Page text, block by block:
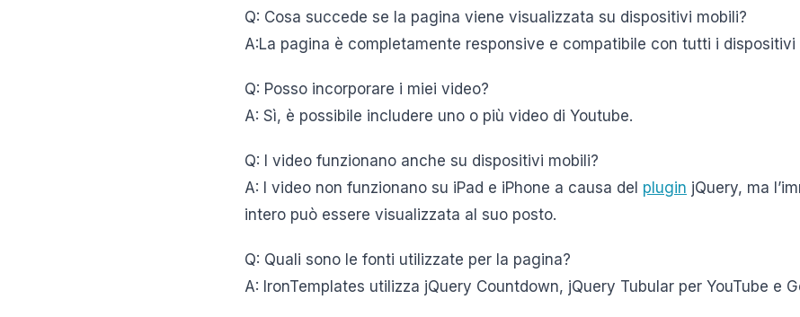
Q: Cosa succede se la pagina viene visualizzata su dispositivi mobili?
A:La pagina è completamente responsive e compatibile con tutti i dispositivi
Q: Posso incorporare i miei video?
A: Sì, è possibile includere uno o più video di Youtube.
Q: I video funzionano anche su dispositivi mobili?
A: I video non funzionano su iPad e iPhone a causa del plugin jQuery, ma
intero può essere visualizzata al suo posto.
Q: Quali sono le fonti utilizzate per la pagina?
A: IronTemplates utilizza jQuery Countdown, jQuery Tubular per YouTube e